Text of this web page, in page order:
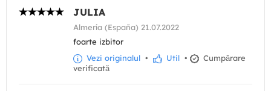
JULIA
Almería (España) 21.07.2022
foarte izbitor
Vezi originalul • Util •
Cumpărare
verificată